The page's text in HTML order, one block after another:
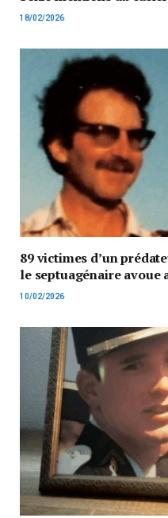
18/02/2026
89 victimes d’un
le septuagénaire avoue
10/02/2026